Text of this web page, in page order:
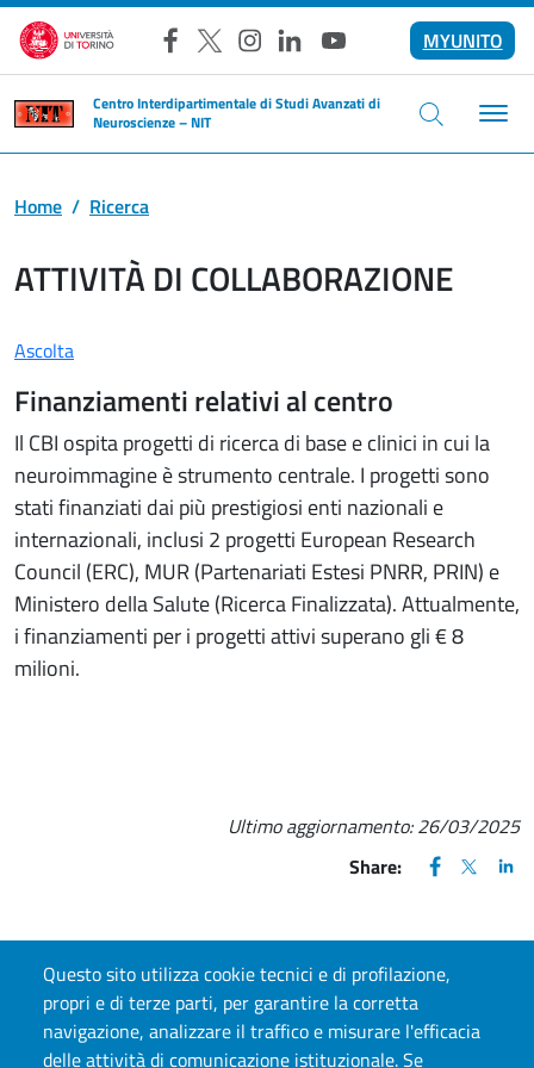
Salta al contenuto principale
Questo sito utilizza cookie tecnici e di profilazione,
propri e di terze parti, per garantire la corretta
navigazione, analizzare il traffico e misurare l'efficacia
delle attività di comunicazione istituzionale. Se
Facebook
X Instagram
LinkedInYouTube
MYUNITO
Centro Interdipartimentale di Studi Avanzati di
Neuroscienze – NIT
Home Ricerca
ATTIVITÀ DI COLLABORAZIONE
Ascolta
Finanziamenti relativi al centro
Il CBI ospita progetti di ricerca di base e clinici in cui la
neuroimmagine è strumento centrale. I progetti sono
stati finanziati dai più prestigiosi enti nazionali e
internazionali, inclusi 2 progetti European Research
Council (ERC), MUR (Partenariati Estesi PNRR, PRIN) e
Ministero della Salute (Ricerca Finalizzata). Attualmente,
i finanziamenti per i progetti attivi superano gli € 8
milioni.
Ultimo aggiornamento:26/03/2025
Share:
FACEBOOK
(apre una
X
(apre
CONTATTI